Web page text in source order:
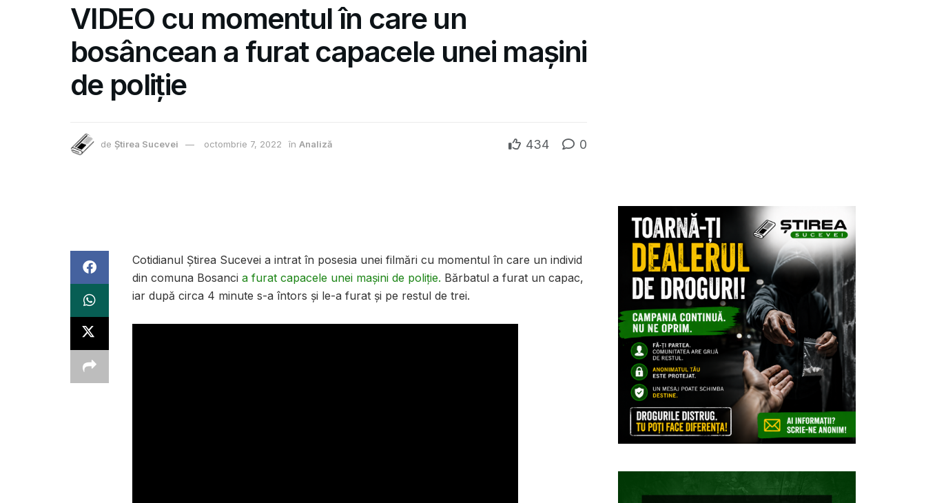
VIDEO cu momentul în care un
bosâncean a furat capacele unei mașini
de poliție
de Știrea Sucevei octombrie 7, 2022 în Analiză 434 0
Cotidianul Știrea Sucevei a intrat în posesia unei filmări cu momentul în care un individ
din comuna Bosanci a furat capacele unei mașini de poliție. Bărbatul a furat un capac,
iar după circa 4 minute s-a întors și le-a furat și pe restul de trei.